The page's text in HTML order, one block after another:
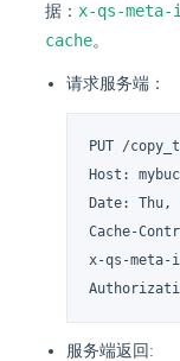
据： x-qs-
cache。
请求服务端：
PUT /
Host:
Date: Thu,
Cache-
x-qs-
服务端返回: